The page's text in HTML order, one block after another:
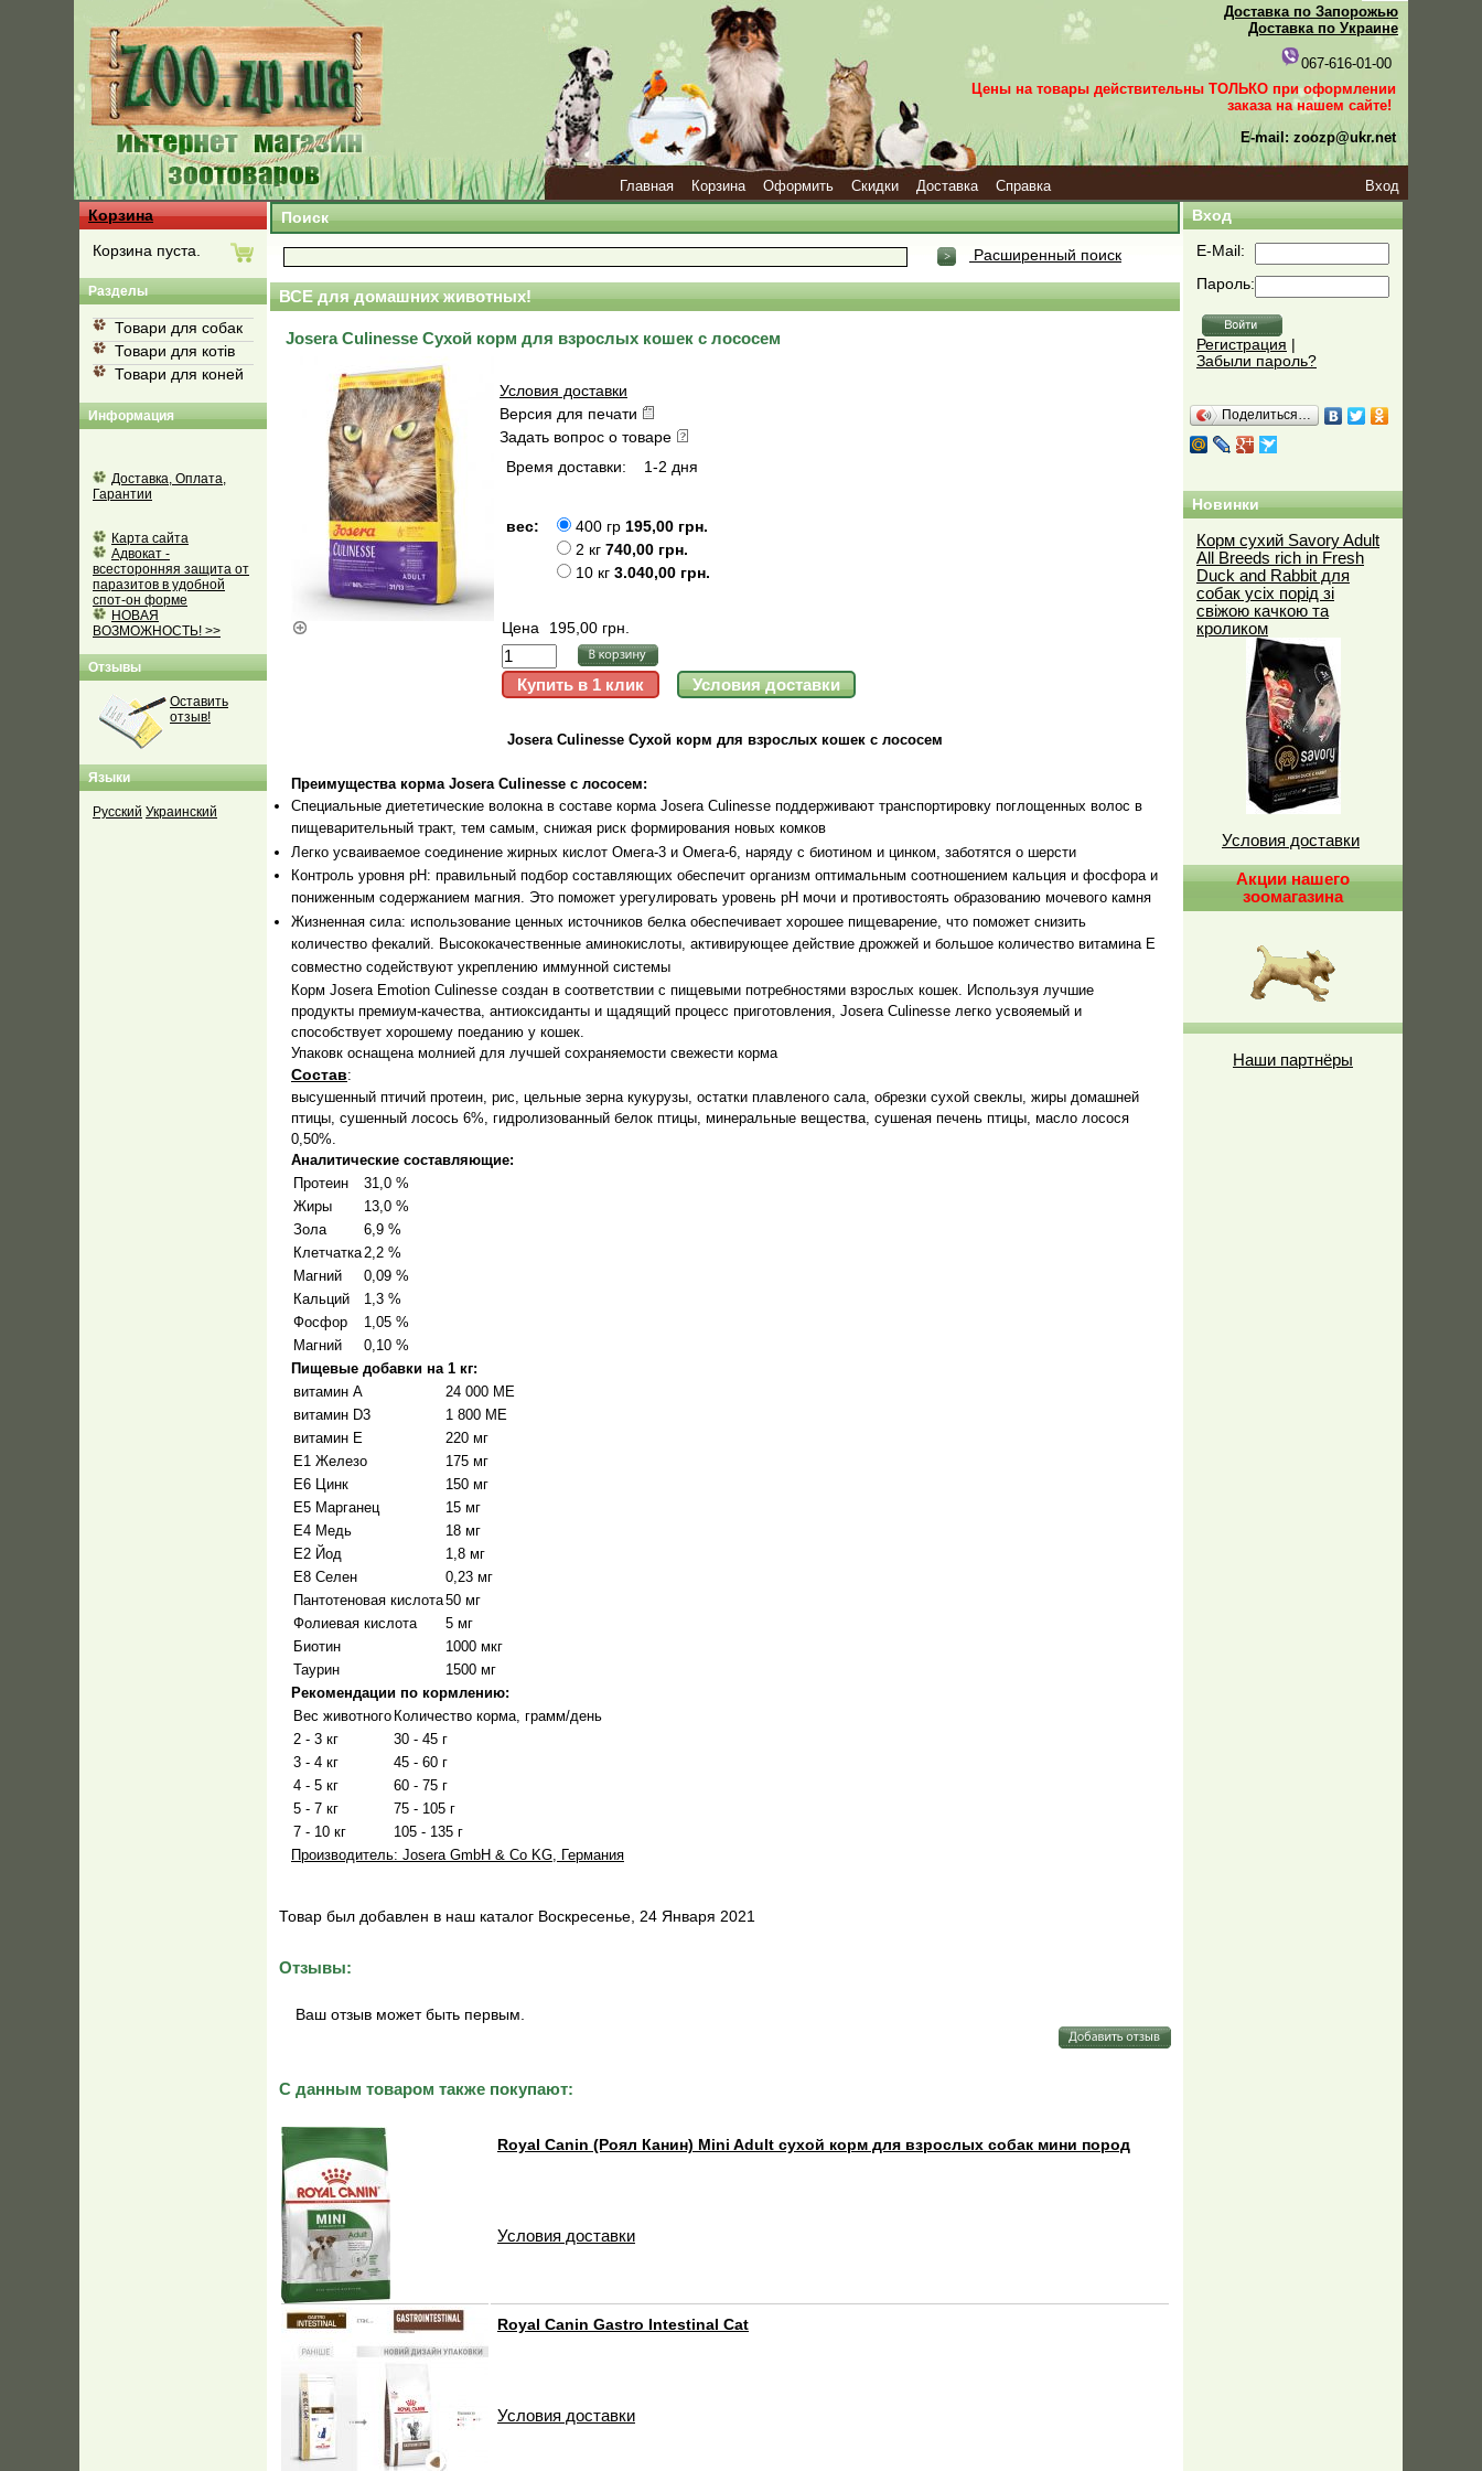
Доставка по Запорожью
Доставка по Украине
067-616-01-00
Цены на товары действительны ТОЛЬКО при оформлении
заказа на нашем сайте!
E-mail: zoozp@ukr.net
Главная Корзина Оформить Скидки Доставка Справка
Вход
Корзина
Корзина пуста.
Разделы
Товари для собак
Товари для котів
Товари для коней
Информация
Доставка, Оплата,
Гарантии
Карта сайта
Адвокат -
всесторонняя защита от
паразитов в удобной
спот-он форме
НОВАЯ
ВОЗМОЖНОСТЬ! >>
Отзывы
Оставить
отзыв!
Языки
Русский Украинский
Поиск
Расширенный поиск
ВСЕ для домашних животных!
Josera Culinesse Сухой корм для взрослых кошек с лососем
Условия доставки
Версия для печати
Задать вопрос о товаре
Время доставки:
1-2 дня
вес: 400 гр 195,00 грн.
2 кг 740,00 грн.
10 кг 3.040,00 грн.
Цена 195,00 грн.
Josera Culinesse Сухой корм для взрослых кошек с лососем
Преимущества корма Josera Culinesse с лососем:
Специальные диететические волокна в составе корма Josera Culinesse поддерживают транспортировку поглощенных волос в
пищеварительный тракт, тем самым, снижая риск формирования новых комков
Легко усваиваемое соединение жирных кислот Омега-3 и Омега-6, наряду с биотином и цинком, заботятся о шерсти
Контроль уровня pH: правильный подбор составляющих обеспечит организм оптимальным соотношением кальция и фосфора и
пониженным содержанием магния. Это поможет урегулировать уровень pH мочи и противостоять образованию мочевого камня
Жизненная сила: использование ценных источников белка обеспечивает хорошее пищеварение, что поможет снизить
количество фекалий. Высококачественные аминокислоты, активирующее действие дрожжей и большое количество витамина E
совместно содействуют укреплению иммунной системы
Корм Josera Emotion Culinesse создан в соответствии с пищевыми потребностями взрослых кошек. Используя лучшие
продукты премиум-качества, антиоксиданты и щадящий процесс приготовления, Josera Culinesse легко усвояемый и
способствует хорошему поеданию у кошек.
Упаковк оснащена молнией для лучшей сохраняемости свежести корма
Состав:
высушенный птичий протеин, рис, цельные зерна кукурузы, остатки плавленого сала, обрезки сухой свеклы, жиры домашней
птицы, сушенный лосось 6%, гидролизованный белок птицы, минеральные вещества, сушеная печень птицы, масло лосося
0,50%.
Аналитические составляющие:
Протеин
31,0 %
Жиры
13,0 %
Зола
6,9 %
Клетчатка2,2 %
Магний
0,09 %
Кальций
1,3 %
Фосфор
1,05 %
Магний
0,10 %
Пищевые добавки на 1 кг:
витамин А
24 000 МЕ
витамин D3
1 800 МЕ
витамин Е
220 мг
Е1 Железо
175 мг
Е6 Цинк
150 мг
Е5 Марганец
15 мг
Е4 Медь
18 мг
Е2 Йод
1,8 мг
Е8 Селен
0,23 мг
Пантотеновая кислота50 мг
Фолиевая кислота
5 мг
Биотин
1000 мкг
Таурин
1500 мг
Рекомендации по кормлению:
Вес животного Количество корма, грамм/день
2 - 3 кг
30 - 45 г
3 - 4 кг
45 - 60 г
4 - 5 кг
60 - 75 г
5 - 7 кг
75 - 105 г
7 - 10 кг
105 - 135 г
Производитель: Josera GmbH & Co KG, Германия
Товар был добавлен в наш каталог Воскресенье, 24 Января 2021
Отзывы:
Ваш отзыв может быть первым.
С данным товаром также покупают:
Royal Canin (Роял Канин) Mini Adult сухой корм для взрослых собак мини пород
Условия доставки
Royal Canin Gastro Intestinal Cat
Условия доставки
Вход
E-Mail:
Пароль:
Регистрация
Забыли пароль?
Поделиться…
Новинки
Корм сухий Savory Adult
All Breeds rich in Fresh
Duck and Rabbit для
собак усіх порід зі
свіжою качкою та
кроликом
Условия доставки
Акции нашего
зоомагазина
Наши партнёры